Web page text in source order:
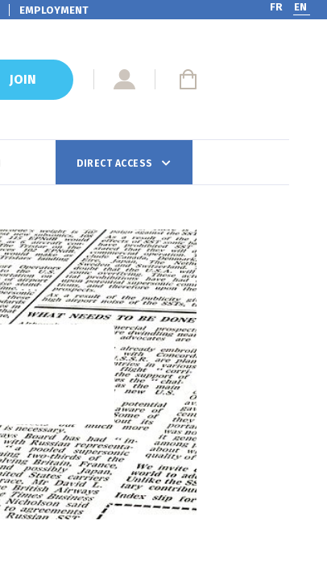
EMPLOYMENT FR EN
JOIN
DIRECT ACCESS